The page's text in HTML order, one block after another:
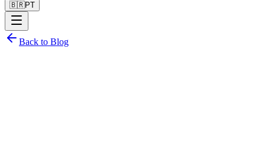
🇧🇷PT
Back to Blog